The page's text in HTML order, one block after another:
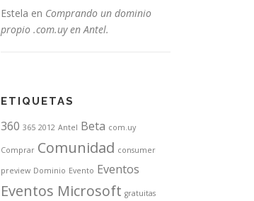
Estela en Comprando un dominio
propio .com.uy en Antel.
ETIQUETAS
360 365 2012 Antel Beta com.uy
Comprar Comunidad consumer
preview Dominio Evento Eventos
Eventos Microsoft gratuitas